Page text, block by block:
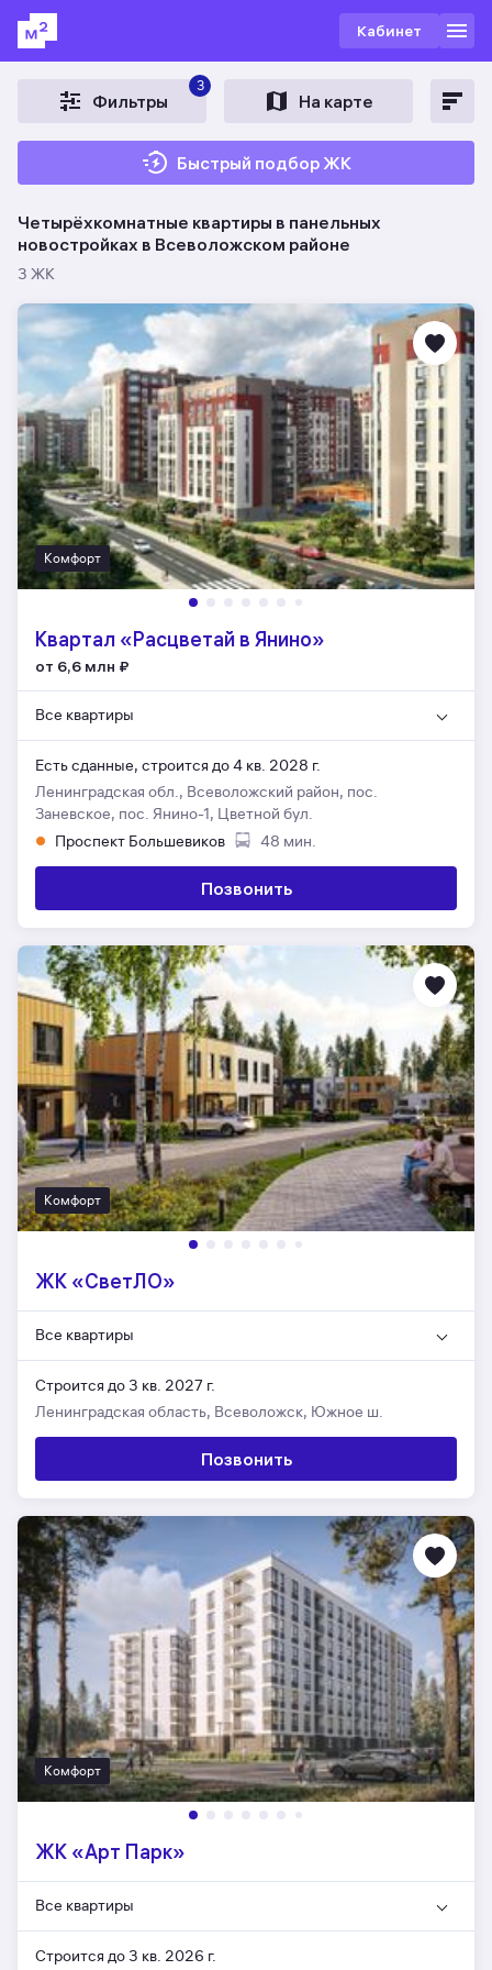
Кабинет
Фильтры
3
На карте
Быстрый подбор ЖК
Четырёхкомнатные квартиры в панельных
новостройках в Всеволожском районе
3 ЖК
Комфорт
Квартал «Расцветай в Янино»
от 6,6 млн ₽
Все квартиры
Есть сданные, строится до 4 кв. 2028 г.
Ленинградская обл., Всеволожский район, пос.
Заневское, пос. Янино-1, Цветной бул.
Проспект Большевиков
48 мин.
Позвонить
Комфорт
ЖК «СветЛО»
Все квартиры
Строится до 3 кв. 2027 г.
Ленинградская область, Всеволожск, Южное ш.
Позвонить
Комфорт
ЖК «Арт Парк»
Все квартиры
Строится до 3 кв. 2026 г.